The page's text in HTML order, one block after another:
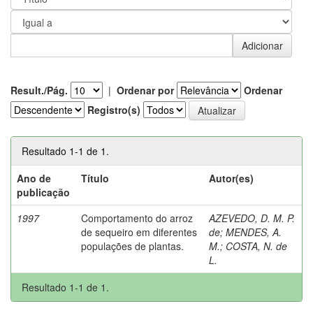
Result./Pág. | Ordenar por
Ordenar
Registro(s)
Resultado 1-1 de 1.
Ano de
publicação
Título Autor(es)
1997
Comportamento do arroz
de sequeiro em diferentes
populações de plantas.
AZEVEDO, D. M. P.
de; MENDES, A.
M.; COSTA, N. de
L.
Resultado 1-1 de 1.